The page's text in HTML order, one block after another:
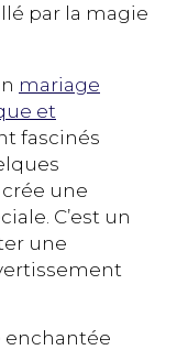
par la magie
mariage
et
fascinés
une
C’est un
une
enchantée